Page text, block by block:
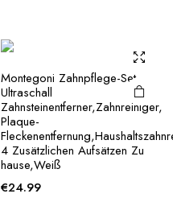
Montegoni Zahnpflege-Set
Ultraschall
Zahnsteinentferner,Zahnreiniger,
Plaque-
4 Zusätzlichen Aufsätzen Zu
hause,Weiß
€24.99